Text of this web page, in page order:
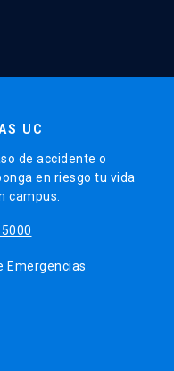
UC
de accidente o
en riesgo tu vida
campus.
Emergencias